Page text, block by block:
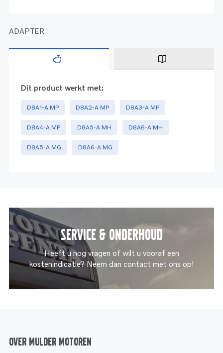
ADAPTER
Dit product werkt met:
D8A1-A MP D8A2-A MP D8A3-A MP
D8A4-A MP D8A5-A MH D8A6-A MH
D8A5-A MG D8A6-A MG
Service & onderhoud
Heeft u nog vragen of wilt u vooraf een
kostenindicatie? Neem dan contact met ons op!
Over Mulder Motoren